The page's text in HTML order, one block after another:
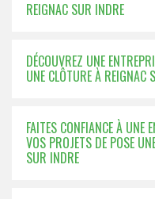
REIGNAC SUR INDRE
DÉCOUVREZ UNE
UNE CLÔTURE À REIGNAC
FAITES CONFIANCE À UNE
VOS PROJETS DE POSE
SUR INDRE